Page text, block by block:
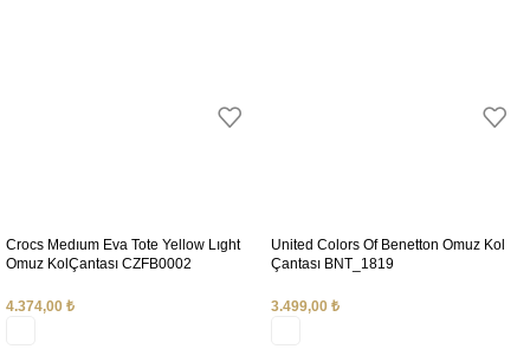
Crocs Medıum Eva Tote Yellow Lıght
Omuz KolÇantası CZFB0002
4.374,00 ₺
United Colors Of Benetton Omuz Kol
Çantası BNT_1819
3.499,00 ₺